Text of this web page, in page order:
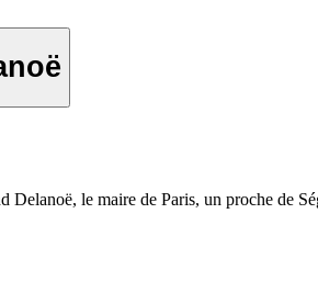
Delanoë, le maire de Paris, un proche de